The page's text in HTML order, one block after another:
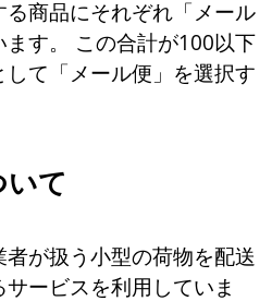
商品にそれぞれ「メール
す。 この合計が100以下
て「メール便」を選択す
て
が扱う小型の荷物を配送
ービスを利用していま